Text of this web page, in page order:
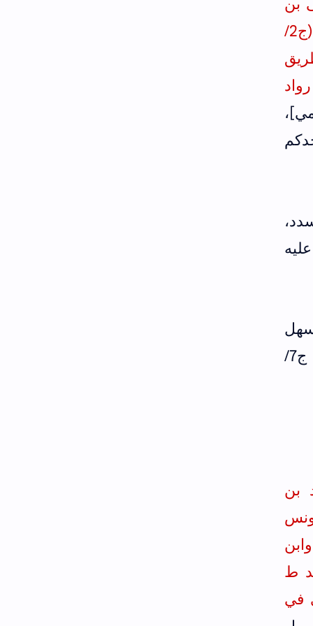
بن
إسحاق السلحيني وأبو يعلى الموصلي كما عند البوصيري في إتحاف الخيرة (ج2/
الأنصاري ضعيف قال أبو بكر الإسماعيلي لم يكن بذاك (انظر الكامل لابن عدي ج7/
بن
ابن
ط
في